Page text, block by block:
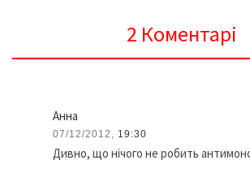
2 Коментарі
Анна
07/12/2012, 19:30
Дивно, що нічого не робить